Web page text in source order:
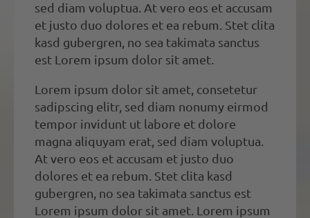
sed diam voluptua. At vero eos et accusam
et justo duo dolores et ea rebum. Stet clita
kasd gubergren, no sea takimata sanctus
est Lorem ipsum dolor sit amet.
Lorem ipsum dolor sit amet, consetetur
sadipscing elitr, sed diam nonumy eirmod
tempor invidunt ut labore et dolore
magna aliquyam erat, sed diam voluptua.
At vero eos et accusam et justo duo
dolores et ea rebum. Stet clita kasd
gubergren, no sea takimata sanctus est
Lorem ipsum dolor sit amet. Lorem ipsum